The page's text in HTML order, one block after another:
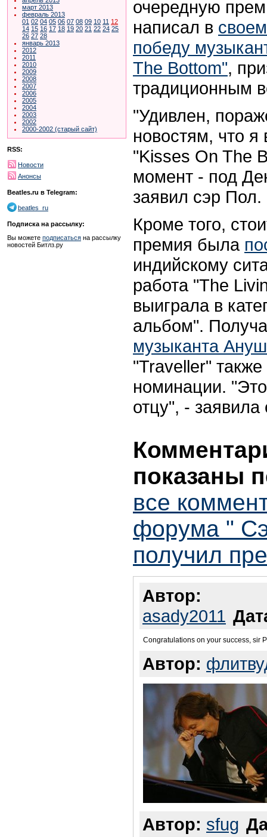
март 2013
февраль 2013
01 02 04 05 06 07 08 09 10 11 12
14 15 16 17 18 19 20 21 22 24 25
26 27 28
январь 2013
2012
2011
2010
2009
2008
2007
2006
2005
2004
2003
2002
2000-2002 (старый сайт)
RSS:
Новости
Анонсы
Beatles.ru в Telegram:
beatles_ru
Подписка на рассылку:
Вы можете подписаться на рассылку
новостей Битлз.ру
очередную
написал в
победу
The Bottom",
традиционным
"Удивлен,
новостям, что
"Kisses On The
момент - под
заявил сэр Пол.
Кроме того,
премия была
индийскому
работа "The
выиграла в
альбом".
музыканта
"Traveller"
номинации.
отцу", - заявила
показаны
все
форума "
получил
Автор:
asady2011
Congratulations on your success, sir
Автор:
Автор: sfug